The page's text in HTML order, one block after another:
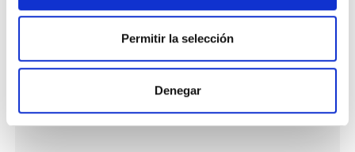
Permitir la selección
Denegar